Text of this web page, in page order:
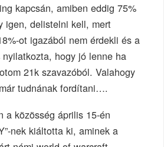
kapcsán, amiben eddig 75%
igen, delistelni kell, mert
ot igazából nem érdekli és a
hogy jó lenne ha
21k szavazóból. Valahogy
tudnának fordítani….
a közösség április 15-én
nek kiáltotta ki, aminek a